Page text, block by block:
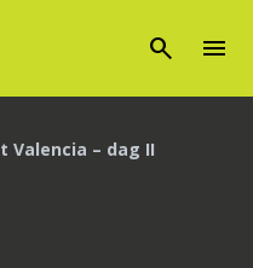
search menu
Valencia – dag II